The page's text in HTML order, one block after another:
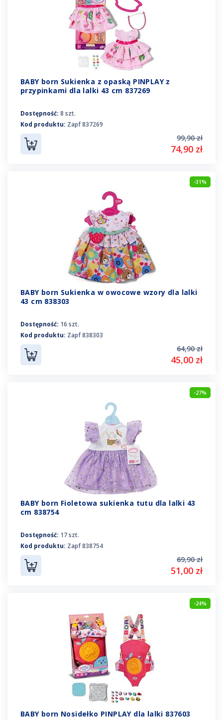
BABY born Sukienka z opaską PINPLAY z
przypinkami dla lalki 43 cm 837269
Dostępność: 8 szt.
Kod produktu: Zapf 837269
99,90 zł
74,90 zł
-31%
BABY born Sukienka w owocowe wzory dla lalki
43 cm 838303
Dostępność: 16 szt.
Kod produktu: Zapf 838303
64,90 zł
45,00 zł
-27%
BABY born Fioletowa sukienka tutu dla lalki 43
cm 838754
Dostępność: 17 szt.
Kod produktu: Zapf 838754
69,90 zł
51,00 zł
-24%
BABY born Nosidełko PINPLAY dla lalki 837603